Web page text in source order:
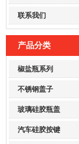
联系我们
产品分类
椒盐瓶系列
不锈钢盖子
玻璃硅胶瓶盖
汽车硅胶按键